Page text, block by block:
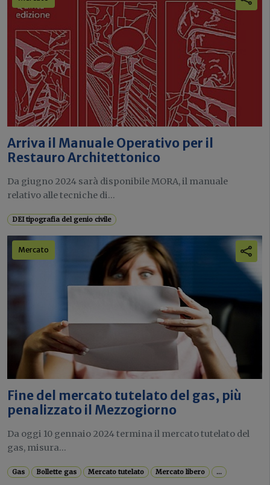
Arriva il Manuale Operativo per il
Restauro Architettonico
Da giugno 2024 sarà disponibile MORA, il manuale
relativo alle tecniche di...
DEI tipografia del genio civile
Mercato
Fine del mercato tutelato del gas, più
penalizzato il Mezzogiorno
Da oggi 10 gennaio 2024 termina il mercato tutelato del
gas, misura...
Gas Bollette gas Mercato tutelato Mercato libero ...